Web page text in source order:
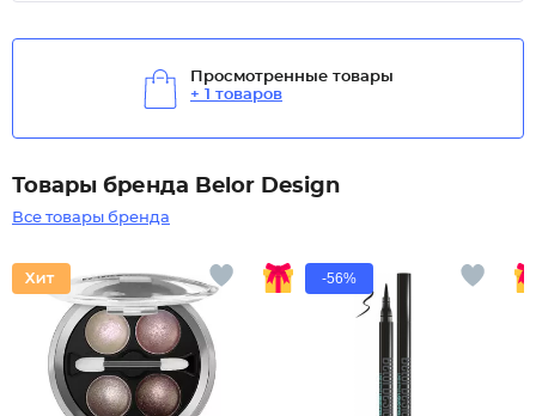
Просмотренные товары
+ 1 товаров
Товары бренда Belor Design
Все товары бренда
-56%